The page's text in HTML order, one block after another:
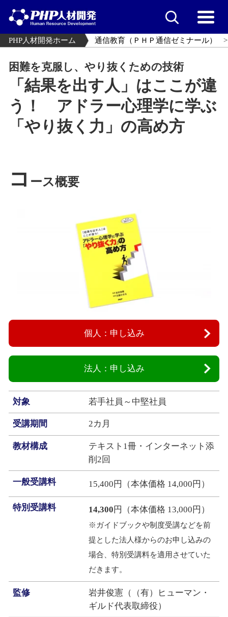
PHP人材開発ホーム 通信教育（ＰＨＰ通信ゼミナール）
困難を克服し、やり抜くための技術
「結果を出す人」はここが違
う！ アドラー心理学に学ぶ
「やり抜く力」の高め方
コ ース概要
個人：申し込み
法人：申し込み
対象 若手社員～中堅社員
受講期間 2カ月
教材構成
テキスト1冊・インターネット添
削2回
一般受講料 15,400円（本体価格 14,000円）
特別受講料 14,300 円（本体価格 13,000円）
※ガイドブックや制度受講などを前
提とした法人様からのお申し込みの
場合、特別受講料を適用させていた
だきます。
監修
岩井俊憲（（有）ヒューマン・
ギルド代表取締役）